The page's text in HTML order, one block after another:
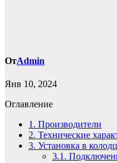
ОтAdmin
Янв 10, 2024
Оглавление
1. Производители
2. Технические
3. Установка в
3.1.